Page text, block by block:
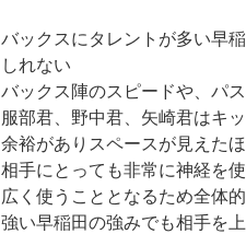
バックスにタレントが多い早
しれない
バックス陣のスピードや、パ
服部君、野中君、矢崎君はキ
余裕がありスペースが見えた
相手にとっても非常に神経を
広く使うこととなるため全体
強い早稲田の強みでも相手を